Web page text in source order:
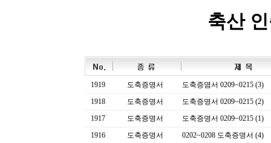
축산
1919 도축증명서
도축증몀서 0209~0215 (3)
1918
도축증명서
도축증명서 0209~0215 (2)
1917
도축증명서
도축증명서 0209~0215 (1)
1916
도축증명서
0202~0208 도축증명서 (4)